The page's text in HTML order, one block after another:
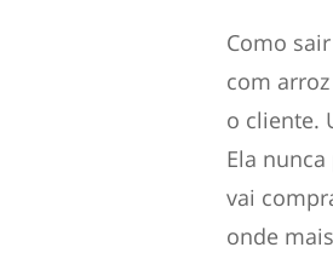
Como
com
o cliente.
Ela
vai
onde